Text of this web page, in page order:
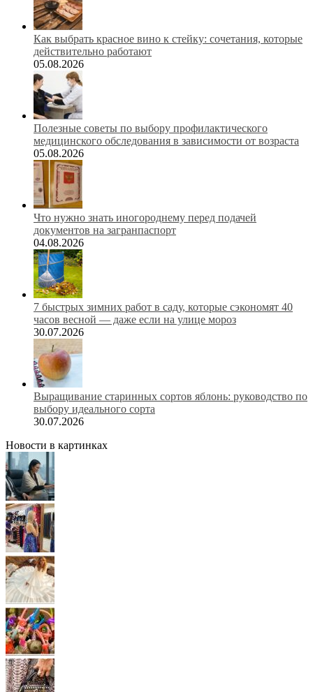
Как выбрать красное вино к стейку: сочетания, которые
действительно работают
05.08.2026
Полезные советы по выбору профилактического
медицинского обследования в зависимости от возраста
05.08.2026
Что нужно знать иногороднему перед подачей
документов на загранпаспорт
04.08.2026
7 быстрых зимних работ в саду, которые сэкономят 40
часов весной — даже если на улице мороз
30.07.2026
Выращивание старинных сортов яблонь: руководство по
выбору идеального сорта
30.07.2026
Новости в картинках